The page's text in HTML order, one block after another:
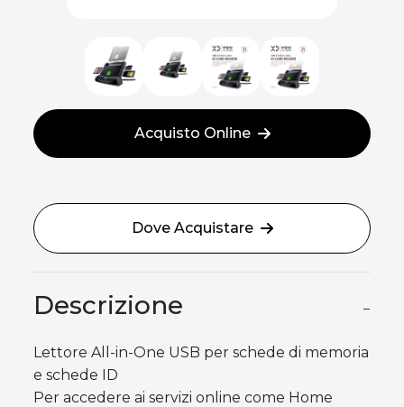
Acquisto Online
Dove Acquistare
Descrizione −
Lettore All-in-One USB per schede di memoria
e schede ID
Per accedere ai servizi online come ­Home